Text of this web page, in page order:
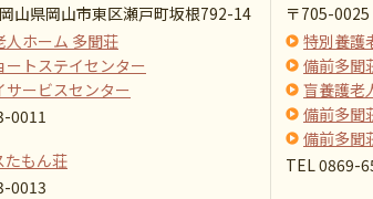
山県岡山市東区瀬戸町坂根792-14
人ホーム 多聞荘
ートステイセンター
サービスセンター
0011
たもん荘
0013
〒705-
特別養護
備前多聞
盲養護老
備前多聞
備前多聞
TEL 0869-